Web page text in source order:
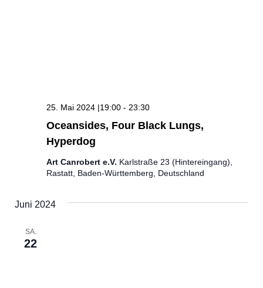
Oceansides, Four Black Lungs,
Hyperdog
25. Mai 2024 |19:00 - 23:30
Art Canrobert e.V. Karlstraße 23 (Hintereingang),
Rastatt, Baden-Württemberg, Deutschland
Juni 2024
SA.
22